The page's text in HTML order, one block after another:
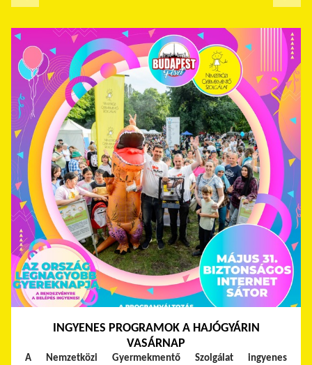
INGYENES PROGRAMOK A HAJÓGYÁRIN
VASÁRNAP
A Nemzetközi Gyermekmentő Szolgálat ingyenes